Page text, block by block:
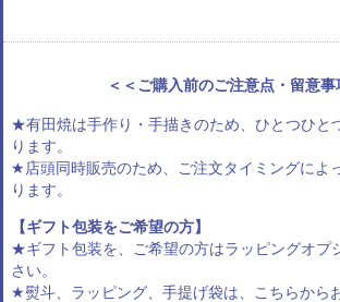
＜＜ご購入前のご注意点・留意事
★有田焼は手作り・手描きのため、ひとつひと
ります。
★店頭同時販売のため、ご注文タイミングによ
ります。
【ギフト包装をご希望の方】
★ギフト包装を、ご希望の方はラッピングオプ
さい。
★熨斗、ラッピング、手提げ袋は、
こちらから